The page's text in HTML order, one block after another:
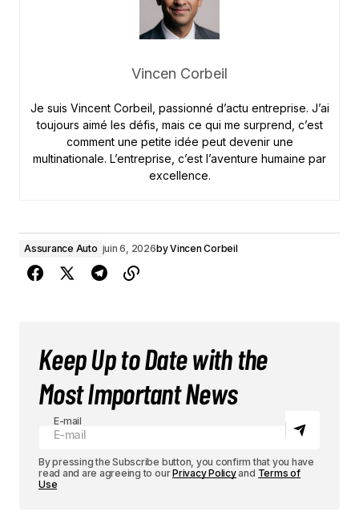
Vincen Corbeil
Je suis Vincent Corbeil, passionné d’actu entreprise. J’ai
toujours aimé les défis, mais ce qui me surprend, c’est
comment une petite idée peut devenir une
multinationale. L’entreprise, c’est l’aventure humaine par
excellence.
Assurance Auto juin 6, 2026byVincen Corbeil
Keep Up to Date with the
Most Important News
E-mail
By pressing the Subscribe button, you confirm that you have
read and are agreeing to ourPrivacy Policyand Terms of
Use